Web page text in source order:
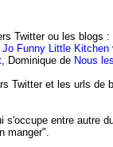
Twitter ou les blogs :
Jo Funny Little Kitchen
, Dominique de Nous
Twitter et les urls de
s'occupe entre autre
manger".